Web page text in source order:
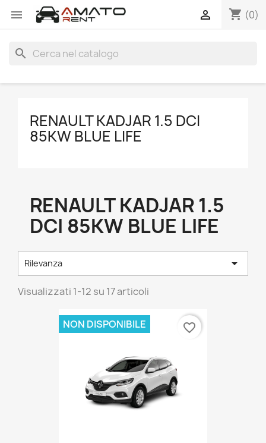
 shopping_cart (0)

search
RENAULT KADJAR 1.5 DCI
85KW BLUE LIFE
RENAULT KADJAR 1.5
DCI 85KW BLUE LIFE
Rilevanza 
Visualizzati 1-12 su 17 articoli
NON DISPONIBILE favorite_border